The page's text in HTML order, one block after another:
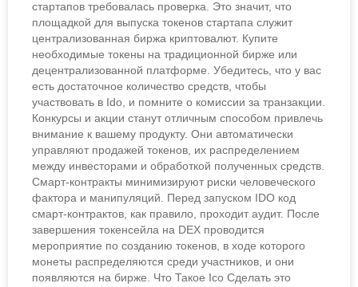
стартапов требовалась проверка. Это значит, что
площадкой для выпуска токенов стартапа служит
централизованная биржа криптовалют. Купите
необходимые токены на традиционной бирже или
децентрализованной платформе. Убедитесь, что у вас
есть достаточное количество средств, чтобы
участвовать в Ido, и помните о комиссии за транзакции.
Конкурсы и акции станут отличным способом привлечь
внимание к вашему продукту. Они автоматически
управляют продажей токенов, их распределением
между инвесторами и обработкой полученных средств.
Смарт-контракты минимизируют риски человеческого
фактора и манипуляций. Перед запуском IDO код
смарт-контрактов, как правило, проходит аудит. После
завершения токенсейла на DEX проводится
мероприятие по созданию токенов, в ходе которого
монеты распределяются среди участников, и они
появляются на бирже. Что Такое Ico Сделать это